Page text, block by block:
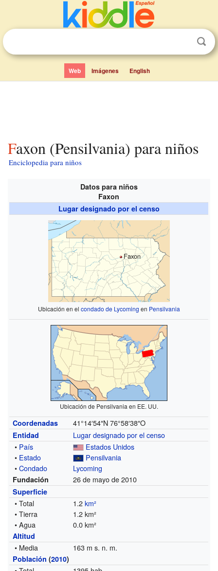
Web Imágenes English
Faxon (Pensilvania) para niños
Enciclopedia para niños
Datos para niños
Faxon
Lugar designado por el censo
Faxon
Ubicación en el condado de Lycoming en Pensilvania
Ubicación de Pensilvania en EE. UU.
Coordenadas 41°14′54″N 76°58′38″O
Entidad
Lugar designado por el censo
• País
Estados Unidos
• Estado
Pensilvania
•Condado Lycoming
Fundación 26 de mayo de 2010
Superficie
• Total 1.2km²
• Tierra
1.2 km²
• Agua
0.0 km²
Altitud
• Media 163 m s. n. m.
Población (2010)